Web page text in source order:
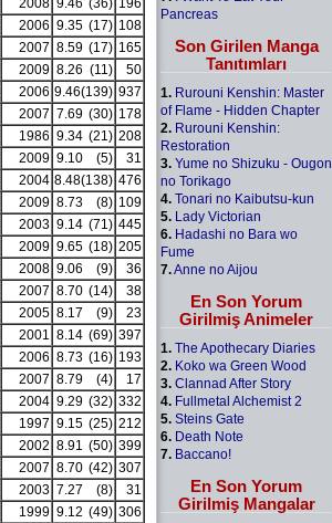
2008 9.46 (36) 196
2006 9.35 (17) 108
2007 8.59 (17) 165
2009 8.26 (11)
50
2006 9.46(139) 937
2007 7.69 (30) 178
1986 9.34 (21) 208
2009 9.10 (5)
31
2004 8.48(138) 476
2009 8.73 (8) 109
2003 9.14 (71) 445
2009 9.65 (18) 205
2008 9.06 (9)
36
2007 8.70 (14)
38
2005 8.17 (9)
23
2001 8.14 (69) 397
2006 8.73 (16) 193
2007 8.79 (4)
17
2004 9.29 (32) 332
1997 9.15 (25) 212
2002 8.91 (50) 399
2007 8.70 (42) 307
2003 7.27 (8)
31
1999 9.12 (49) 306
Pancreas
Son Girilen Manga
Tanıtımları
1. Rurouni Kenshin: Master
of Flame - Hidden Chapter
2. Rurouni Kenshin:
Restoration
3. Yume no Shizuku - Ougon
no Torikago
4. Tonari no Kaibutsu-kun
5. Lady Victorian
6. Hadashi no Bara wo
Fume
7.Anne no Aijou
En Son Yorum
Girilmiş Animeler
1. The Apothecary Diaries
2. Koko wa Green Wood
3. Clannad After Story
4. Fullmetal Alchemist 2
5. Steins Gate
6. Death Note
7. Baccano!
En Son Yorum
Girilmiş Mangalar